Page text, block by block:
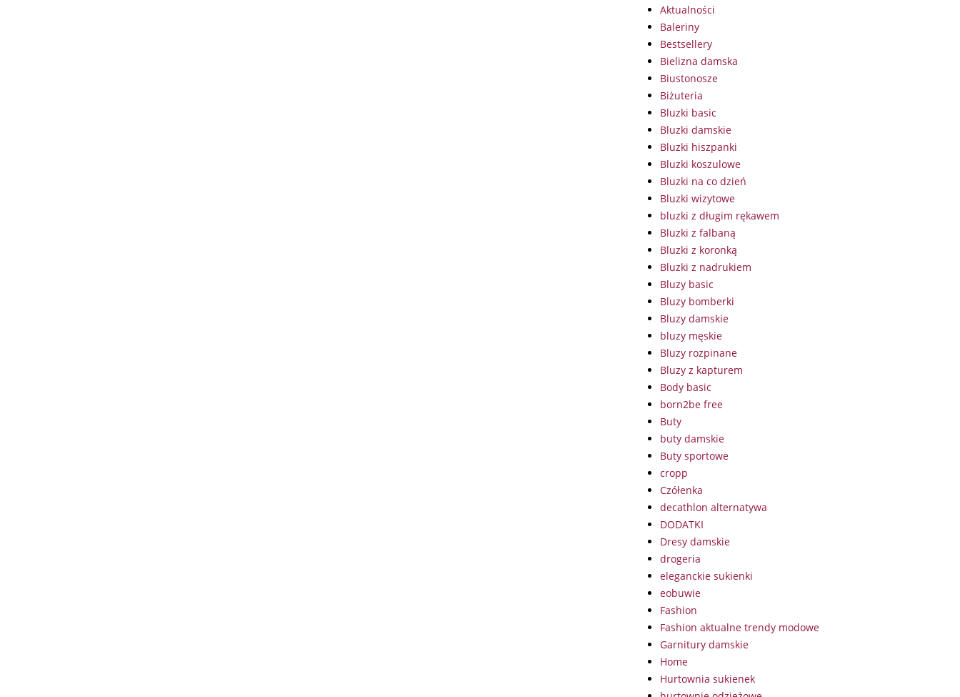
Aktualności
Baleriny
Bestsellery
Bielizna damska
Biustonosze
Biżuteria
Bluzki basic
Bluzki damskie
Bluzki hiszpanki
Bluzki koszulowe
Bluzki na co dzień
Bluzki wizytowe
bluzki z długim rękawem
Bluzki z falbaną
Bluzki z koronką
Bluzki z nadrukiem
Bluzy basic
Bluzy bomberki
Bluzy damskie
bluzy męskie
Bluzy rozpinane
Bluzy z kapturem
Body basic
born2be free
Buty
buty damskie
Buty sportowe
cropp
Czółenka
decathlon alternatywa
DODATKI
Dresy damskie
drogeria
eleganckie sukienki
eobuwie
Fashion
Fashion aktualne trendy modowe
Garnitury damskie
Home
Hurtownia sukienek